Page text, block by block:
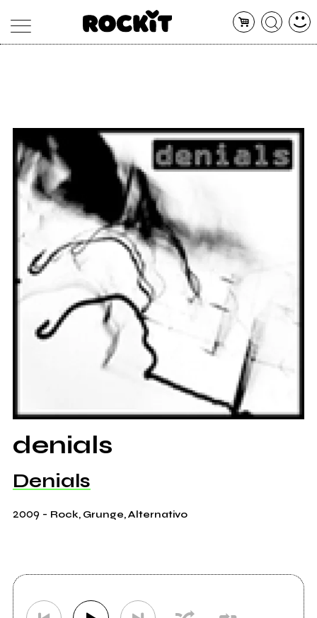
ARTISTI
CONCERTI
SHOP
RADIO
denials
Denials
2009 - Rock, Grunge, Alternativo